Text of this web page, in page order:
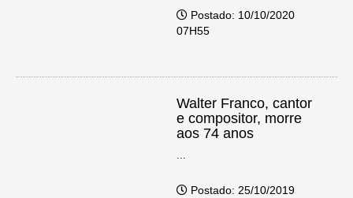
Postado: 10/10/2020
07H55
Walter Franco, cantor
e compositor, morre
aos 74 anos
...
Postado: 25/10/2019